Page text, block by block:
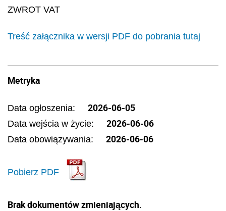
ZWROT VAT
Treść załącznika w wersji PDF do pobrania tutaj
Metryka
Data ogłoszenia: 2026-06-05
Data wejścia w życie: 2026-06-06
Data obowiązywania: 2026-06-06
Pobierz PDF
Brak dokumentów zmieniających.